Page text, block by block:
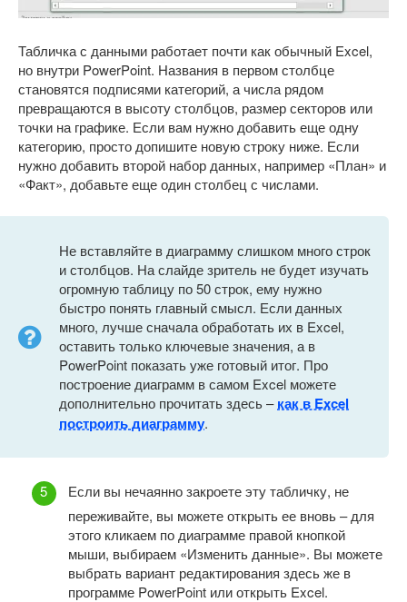
Табличка с данными работает почти как обычный Excel,
но внутри PowerPoint. Названия в первом столбце
становятся подписями категорий, а числа рядом
превращаются в высоту столбцов, размер секторов или
точки на графике. Если вам нужно добавить еще одну
категорию, просто допишите новую строку ниже. Если
нужно добавить второй набор данных, например «План» и
«Факт», добавьте еще один столбец с числами.
Не вставляйте в диаграмму слишком много строк
и столбцов. На слайде зритель не будет изучать
огромную таблицу по 50 строк, ему нужно
быстро понять главный смысл. Если данных
много, лучше сначала обработать их в Excel,
оставить только ключевые значения, а в
PowerPoint показать уже готовый итог. Про
построение диаграмм в самом Excel можете
дополнительно прочитать здесь –как в Excel
построить диаграмму.
Если вы нечаянно закроете эту табличку, не
переживайте, вы можете открыть ее вновь – для
этого кликаем по диаграмме правой кнопкой
мыши, выбираем «Изменить данные». Вы можете
выбрать вариант редактирования здесь же в
программе PowerPoint или открыть Excel.